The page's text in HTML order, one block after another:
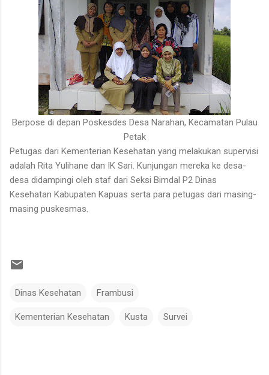
Berpose di depan Poskesdes Desa Narahan, Kecamatan Pulau
Petak
Petugas dari Kementerian Kesehatan yang melakukan supervisi
adalah Rita Yulihane dan IK Sari. Kunjungan mereka ke desa-
desa didampingi oleh staf dari Seksi Bimdal P2 Dinas
Kesehatan Kabupaten Kapuas serta para petugas dari masing-
masing puskesmas.
Dinas Kesehatan Frambusi
Kementerian Kesehatan Kusta Survei